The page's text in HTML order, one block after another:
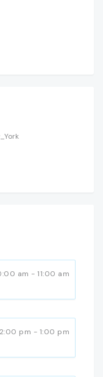
am - 11:00 am
pm - 1:00 pm